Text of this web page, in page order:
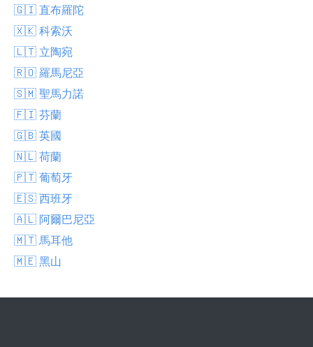
🇬🇮 直布羅陀
🇽🇰 科索沃
🇱🇹 立陶宛
🇷🇴 羅馬尼亞
🇸🇲 聖馬力諾
🇫🇮 芬蘭
🇬🇧 英國
🇳🇱 荷蘭
🇵🇹 葡萄牙
🇪🇸 西班牙
🇦🇱 阿爾巴尼亞
🇲🇹 馬耳他
🇲🇪 黑山